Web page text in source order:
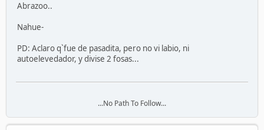
Abrazoo..
Nahue-
PD: Aclaro q`fue de pasadita, pero no vi labio, ni
autoelevedador, y divise 2 fosas...
...No Path To Follow...